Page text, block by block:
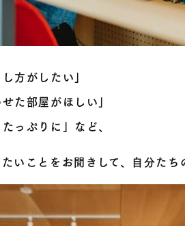
方がしたい」
た部屋がほしい」
っぷりに」など、
いことをお聞きして、自分たち